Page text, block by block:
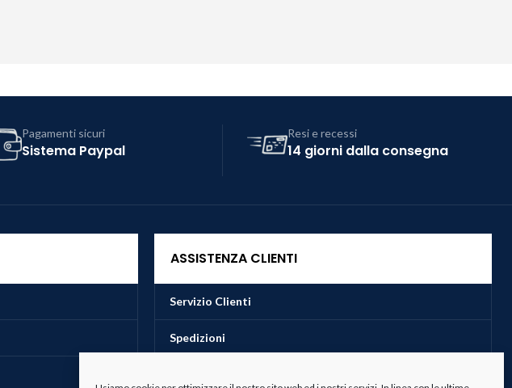
Pagamenti sicuri
Sistema Paypal
Resi e recessi
14 giorni dalla consegna
ASSISTENZA CLIENTI
Servizio Clienti
Spedizioni